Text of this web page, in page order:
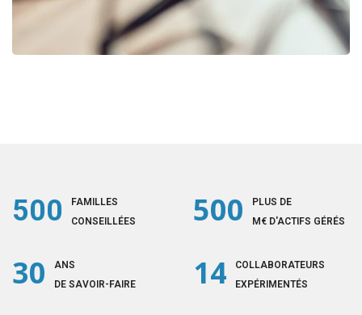
500
FAMILLES
CONSEILLÉES
500
PLUS DE
M€ D'ACTIFS GÉRÉS
30
ANS
DE SAVOIR-FAIRE
14
COLLABORATEURS
EXPÉRIMENTÉS